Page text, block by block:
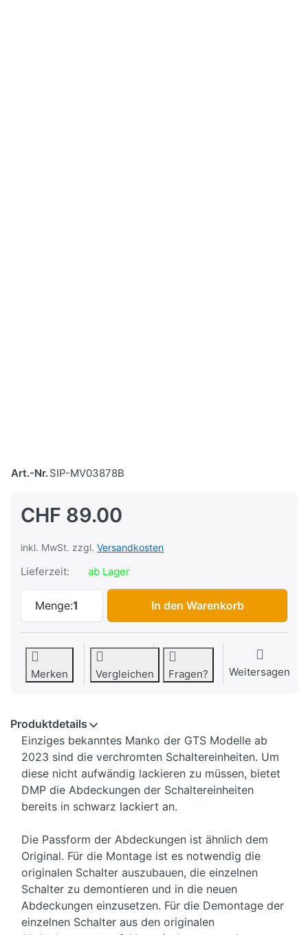
Art.-Nr.SIP-MV03878B
CHF 89.00
inkl. MwSt. zzgl. Versandkosten
Lieferzeit: ab Lager
Menge:1
Abdeckung DMP Schaltereinheit Vespa
In den Warenkorb
Merken Vergleichen Fragen? Weitersagen
Produktdetails
Einziges bekanntes Manko der GTS Modelle ab
2023 sind die verchromten Schaltereinheiten. Um
diese nicht aufwändig lackieren zu müssen, bietet
DMP die Abdeckungen der Schaltereinheiten
bereits in schwarz lackiert an.
Die Passform der Abdeckungen ist ähnlich dem
Original. Für die Montage ist es notwendig die
originalen Schalter auszubauen, die einzelnen
Schalter zu demontieren und in die neuen
Abdeckungen einzusetzen. Für die Demontage der
einzelnen Schalter aus den originalen